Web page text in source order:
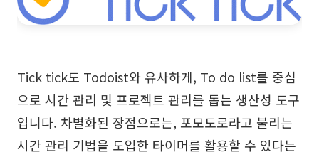
Tick tick도 Todoist와 유사하게, To do list를 중심
으로 시간 관리 및 프로젝트 관리를 돕는 생산성 도구
입니다. 차별화된 장점으로는, 포모도로라고 불리는
시간 관리 기법을 도입한 타이머를 활용할 수 있다는